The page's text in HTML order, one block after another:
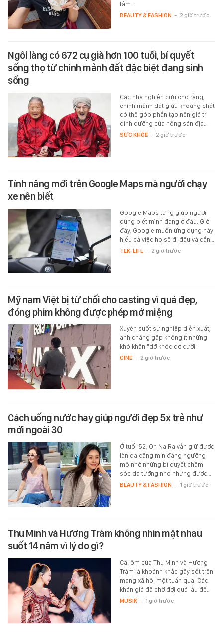
tâm…
BEAUTY & FASHION - 2 giờ trước
Ngôi làng có 672 cụ già hơn 100 tuổi, bí quyết
sống thọ từ chính mảnh đất đặc biệt đang sinh
sống
Các nhà nghiên cứu cho rằng,
chính mảnh đất giàu khoáng chất
có thể góp phần tạo nên giá trị
dinh dưỡng của nông sản địa…
SỨC KHỎE - 2 giờ trước
Tính năng mới trên Google Maps mà người chạy
xe nên biết
Google Maps từng giúp người
dùng biết mình đang ở đâu. Giờ
đây, Google muốn ứng dụng này
hiểu cả việc họ sẽ đi đâu và cần…
TEK-LIFE - 2 giờ trước
Mỹ nam Việt bị từ chối cho casting vì quá đẹp,
đóng phim không được phép mở miệng
Xuyên suốt sự nghiệp diễn xuất,
anh chàng gặp không ít những
khó khăn "dở khóc dở cười".
CINE - 2 giờ trước
Cách uống nước hay giúp người đẹp 5x trẻ như
mới ngoài 30
Ở tuổi 52, Oh Na Ra vẫn giữ được
làn da căng mịn đáng ngưỡng
mộ nhờ những bí quyết chăm
sóc da tưởng nhỏ nhưng được…
BEAUTY & FASHION - 1 giờ trước
Thu Minh và Hương Tràm không nhìn mặt nhau
suốt 14 năm vì lý do gì?
Cái ôm của Thu Minh và Hương
Tràm là khoảnh khắc gây sốt trên
mạng xã hội một tuần qua. Các
khán giả đã chờ đợi quá lâu để…
MUSIK - 1 giờ trước